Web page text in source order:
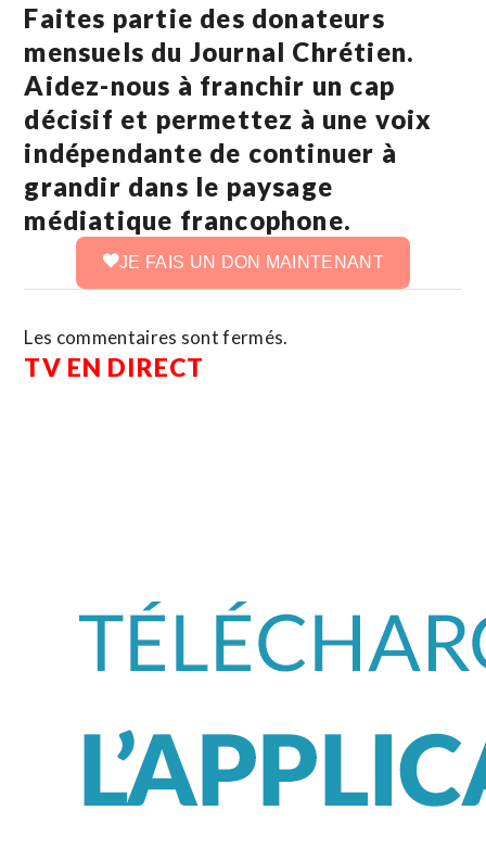
Faites partie des donateurs
mensuels du Journal Chrétien.
Aidez-nous à franchir un cap
décisif et permettez à une voix
indépendante de continuer à
grandir dans le paysage
médiatique francophone.
JE FAIS UN DON MAINTENANT
Les commentaires sont fermés.
TV EN DIRECT